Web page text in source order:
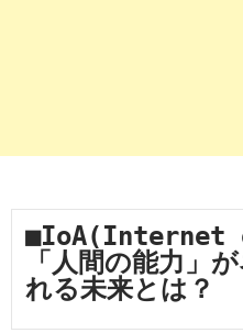
「人間の能力」
れる未来とは？